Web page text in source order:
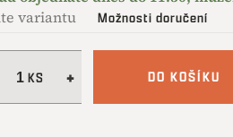
variantu Možnosti doručení
DO KOŠÍKU